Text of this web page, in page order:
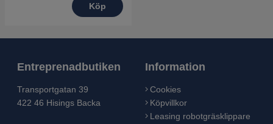
Köp
Entreprenadbutiken
Transportgatan 39
422 46 Hisings Backa
Information
Cookies
Köpvillkor
Leasing robotgräsklippare